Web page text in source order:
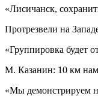
«Лисичанск,
Протрезвели на
«Группировка будет
М. Казанин: 10 км
«Мы демонстрируем